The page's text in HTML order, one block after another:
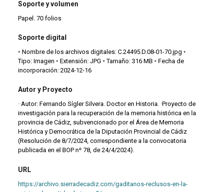
Soporte y volumen
Papel. 70 folios
Soporte digital
◦ Nombre de los archivos digitales: C.24495.D.08-01-70.jpg ◦
Tipo: Imagen ◦ Extensión: JPG ◦ Tamaño: 316 MB ◦ Fecha de
incorporación: 2024-12-16
Autor y Proyecto
· Autor: Fernando Sígler Silvera. Doctor en Historia. ·Proyecto de
investigación para la recuperación de la memoria histórica en la
provincia de Cádiz, subvencionado por el Área de Memoria
Histórica y Democrática de la Diputación Provincial de Cádiz
(Resolución de 8/7/2024, correspondiente a la convocatoria
publicada en el BOP nº 78, de 24/4/2024).
URL
https://archivo.sierradecadiz.com/gaditanos-reclusos-en-la-